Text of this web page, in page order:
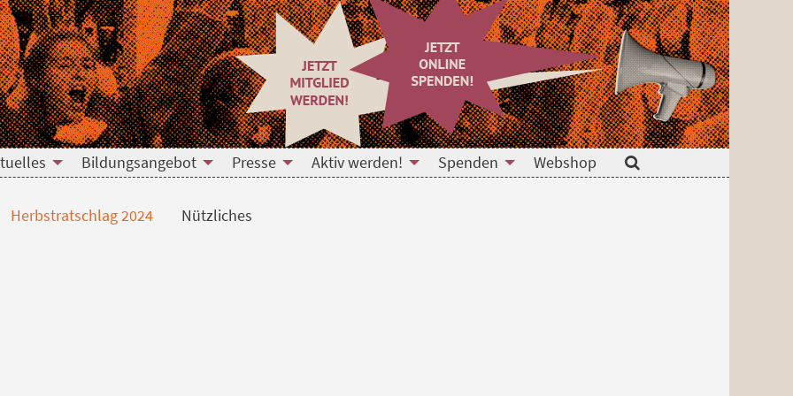
Bildungsangebot Presse Aktiv werden! Spenden Webshop
Herbstratschlag 2024 Nützliches